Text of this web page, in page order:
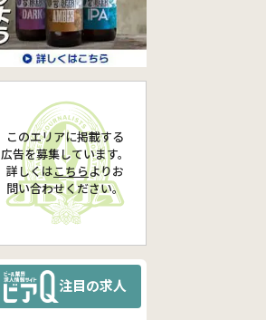
このエリアに掲載する
広告を募集しています。
詳しくは こちらより お
問い合わせください。
注目の求人